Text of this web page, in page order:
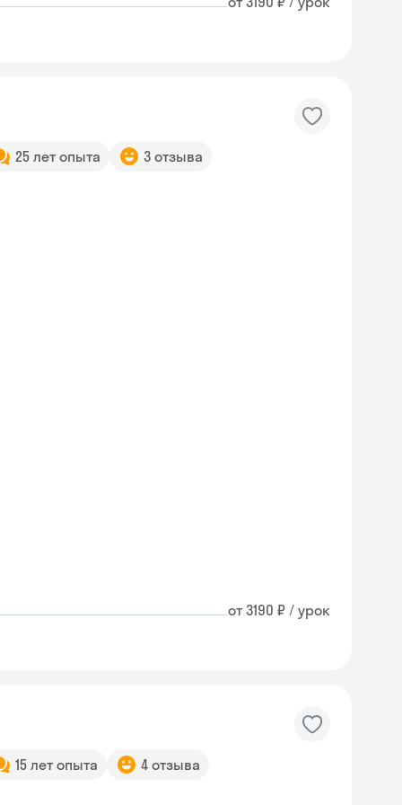
25 лет опыта 3 отзыва
от 3190 ₽ / урок
15 лет опыта 4 отзыва